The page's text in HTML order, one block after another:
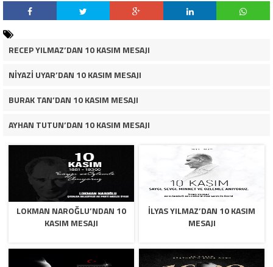
RECEP YILMAZ’DAN 10 KASIM MESAJI
NİYAZİ UYAR’DAN 10 KASIM MESAJI
BURAK TAN’DAN 10 KASIM MESAJI
AYHAN TUTUN’DAN 10 KASIM MESAJI
LOKMAN NAROĞLU’NDAN 10
KASIM MESAJI
İLYAS YILMAZ’DAN 10 KASIM
MESAJI